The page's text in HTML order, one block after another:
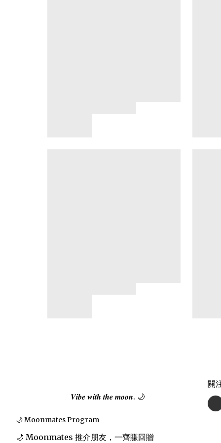
𝑽𝒊𝒃𝒆 𝒘𝒊𝒕𝒉 𝒕𝒉𝒆 𝒎𝒐𝒐𝒏. 🌙
🌙 Moonmates Program
🌙 Moonmates 推介朋友，一齊賺回贈
關